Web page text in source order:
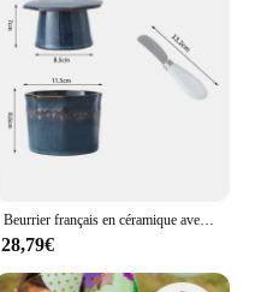
Beurrier français en céramique avec couteau, pot à fromage frais en porcelaine avec ligne d'eau, accessoires de cuisine, organisateur de rangement
28,79€